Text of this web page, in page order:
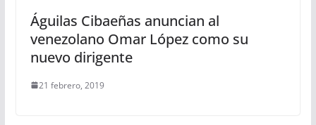
Águilas Cibaeñas anuncian al
venezolano Omar López como su
nuevo dirigente
21 febrero, 2019